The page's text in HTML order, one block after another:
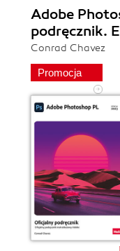
Adobe
podręcznik.
Conrad Chavez
Promocja